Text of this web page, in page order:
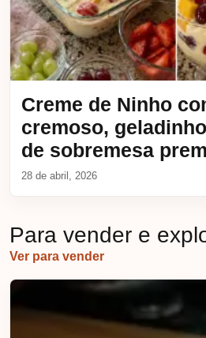
Creme de Ninho
cremoso,
de sobremesa
28 de abril, 2026
Para vender e
Ver para vender